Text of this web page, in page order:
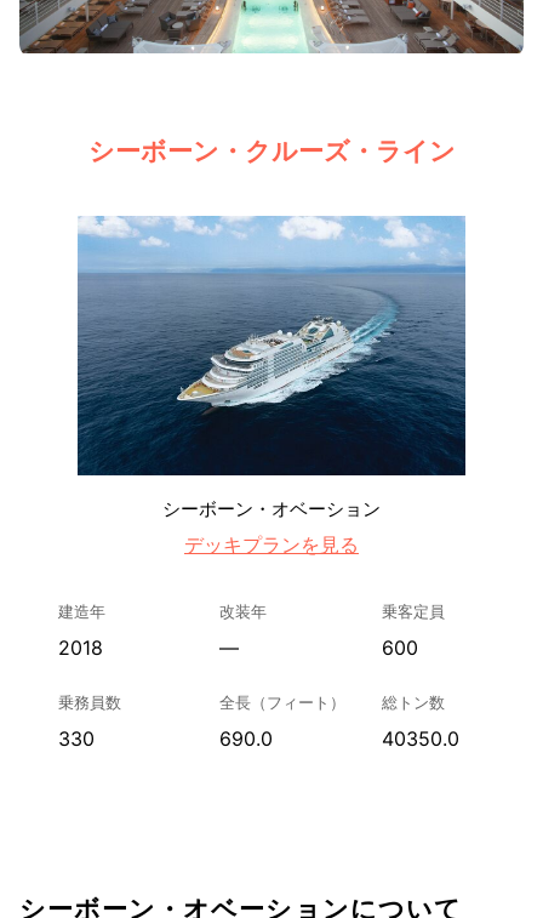
シーボーン・クルーズ・ライン
シーボーン・オベーション
デッキプランを見る
建造年
2018
改装年
—
乗客定員
600
乗務員数
330
全長（フィート）
690.0
総トン数
40350.0
シーボーン・オベーションについて